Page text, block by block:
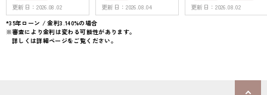
50坪以上
4LDK以上
上下水道完備
更新日：2026.08.02
駅徒歩10分以内
50坪以上
接道6ｍ以上
更新日：2026.08.04
築10年以内
南向き
更新日：2026.08.02
*35年ローン / 金利3.140%の場合
※審査により金利は変わる可能性があります。
詳しくは詳細ページをご覧ください。